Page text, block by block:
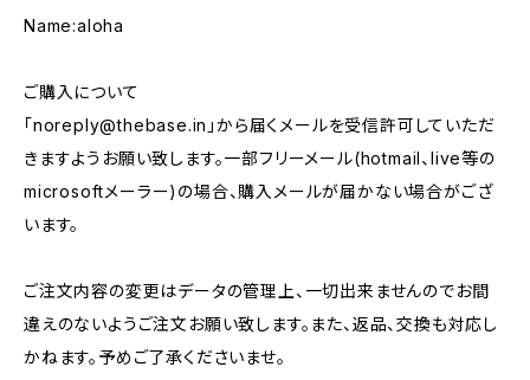
Name:aloha
ご購入について
「noreply@thebase.in 」から届くメールを受信許可していただ
きますようお願い致します。一部フリーメール(hotmail、live等の
microsoftメーラー)の場合、購入メールが届かない場合がござ
います。
ご注文内容の変更はデータの管理上、一切出来ませんのでお間
違えのないようご注文お願い致します。また、返品、交換も対応し
かねます。予めご了承くださいませ。